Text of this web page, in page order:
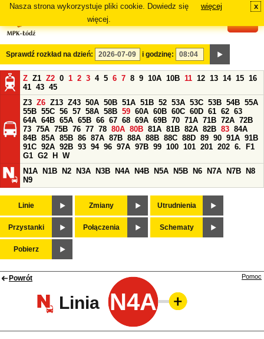
Nasza strona wykorzystuje pliki cookie. Dowiedz się
więcej.
więcej x
Sprawdź rozkład na dzień: i godzinę:
Z Z1 Z2 0 1 2 3 4 5 6 7 8 9 10A 10B 11 12 13 14 15 16
41 43 45
Z3 Z6 Z13 Z43 50A 50B 51A 51B 52 53A 53C 53B 54B 55A
55B 55C 56 57 58A 58B 59 60A 60B 60C 60D 61 62 63
64A 64B 65A 65B 66 67 68 69A 69B 70 71A 71B 72A 72B
73 75A 75B 76 77 78 80A 80B 81A 81B 82A 82B 83 84A
84B 85A 85B 86 87A 87B 88A 88B 88C 88D 89 90 91A 91B
91C 92A 92B 93 94 96 97A 97B 99 100 101 201 202 6.
F1
G1 G2 H
W
N1A
N1B N2 N3A N3B N4A N4B N5A N5B N6 N7A N7B
N8
N9
Linie Zmiany Utrudnienia
Przystanki Połączenia Schematy
Pobierz
Powrót
Linia N4A
Pomoc